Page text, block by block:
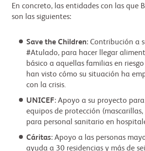
En concreto, las entidades con las que
son las siguientes:
Save the Children: Contribución a
#Atulado, para hacer llegar
básico a aquellas familias en
han visto cómo su situación ha
con la crisis.
UNICEF: Apoyo a su proyecto
equipos de protección
para personal sanitario en
Cáritas: Apoyo a las personas
ayuda a 30 residencias y más de